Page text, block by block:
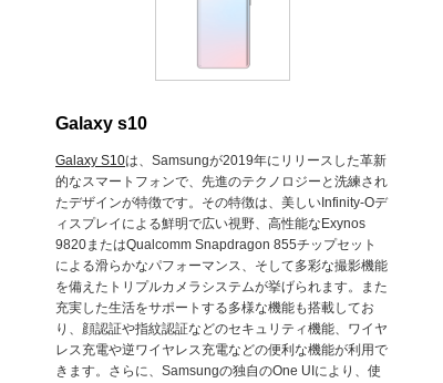
Galaxy s10
Galaxy S10は、Samsungが2019年にリリースした革新
的なスマートフォンで、先進のテクノロジーと洗練され
たデザインが特徴です。その特徴は、美しいInfinity-Oデ
ィスプレイによる鮮明で広い視野、高性能なExynos
9820またはQualcomm Snapdragon 855チップセット
による滑らかなパフォーマンス、そして多彩な撮影機能
を備えたトリプルカメラシステムが挙げられます。また
充実した生活をサポートする多様な機能も搭載してお
り、顔認証や指紋認証などのセキュリティ機能、ワイヤ
レス充電や逆ワイヤレス充電などの便利な機能が利用で
きます。さらに、Samsungの独自のOne UIにより、使